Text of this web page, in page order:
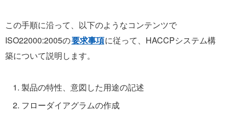
この手順に沿って、以下のようなコンテンツで
ISO22000:2005の要求事項に従って、HACCPシステム構
築について説明します。
製品の特性、意図した用途の記述
フローダイアグラムの作成